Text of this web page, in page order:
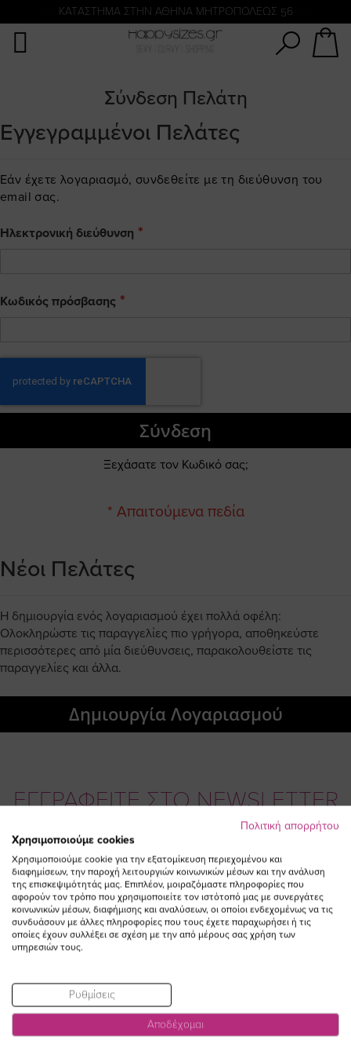
ΑΜΕΣΗ ΠΑΡΑΔΟΣΗ ΜΕ ACS ΚΑΙ ΓΕΝΙΚΗ ΤΑΧΥΔΡΟΜΙΚΉ
KATΑΣΤΗΜΑ ΣΤΗΝ ΑΘΗΝΑ ΜΗΤΡΟΠΟΛΕΩΣ 56
Σύνδεση Πελάτη
Εγγεγραμμένοι Πελάτες
Εάν έχετε λογαριασμό, συνδεθείτε με τη διεύθυνση του
email σας.
Ηλεκτρονική διεύθυνση
Κωδικός πρόσβασης
Σύνδεση
Ξεχάσατε τον Κωδικό σας;
Νέοι Πελάτες
Η δημιουργία ενός λογαριασμού έχει πολλά οφέλη:
Ολοκληρώστε τις παραγγελίες πιο γρήγορα, αποθηκεύστε
περισσότερες από μία διεύθυνσεις, παρακολουθείστε τις
παραγγελίες και άλλα.
Δημιουργία Λογαριασμού
ΕΓΓΡΑΦΕΙΤΕ ΣΤΟ NEWSLETTER
Email
Συμφωνώ με τουςΌρους Χρήσης
VisitVisitVisitVisit
Αναζήτηση
Πολιτική απορρήτου
Χρησιμοποιούμε cookies
Χρησιμοποιούμε cookie για την εξατομίκευση περιεχομένου και
διαφημίσεων, την παροχή λειτουργιών κοινωνικών μέσων και την ανάλυση
της επισκεψιμότητάς μας. Επιπλέον, μοιραζόμαστε πληροφορίες που
αφορούν τον τρόπο που χρησιμοποιείτε τον ιστότοπό μας με συνεργάτες
κοινωνικών μέσων, διαφήμισης και αναλύσεων, οι οποίοι ενδεχομένως να τις
συνδυάσουν με άλλες πληροφορίες που τους έχετε παραχωρήσει ή τις
οποίες έχουν συλλέξει σε σχέση με την από μέρους σας χρήση των
υπηρεσιών τους.
Ρυθμίσεις
Αποδέχομαι